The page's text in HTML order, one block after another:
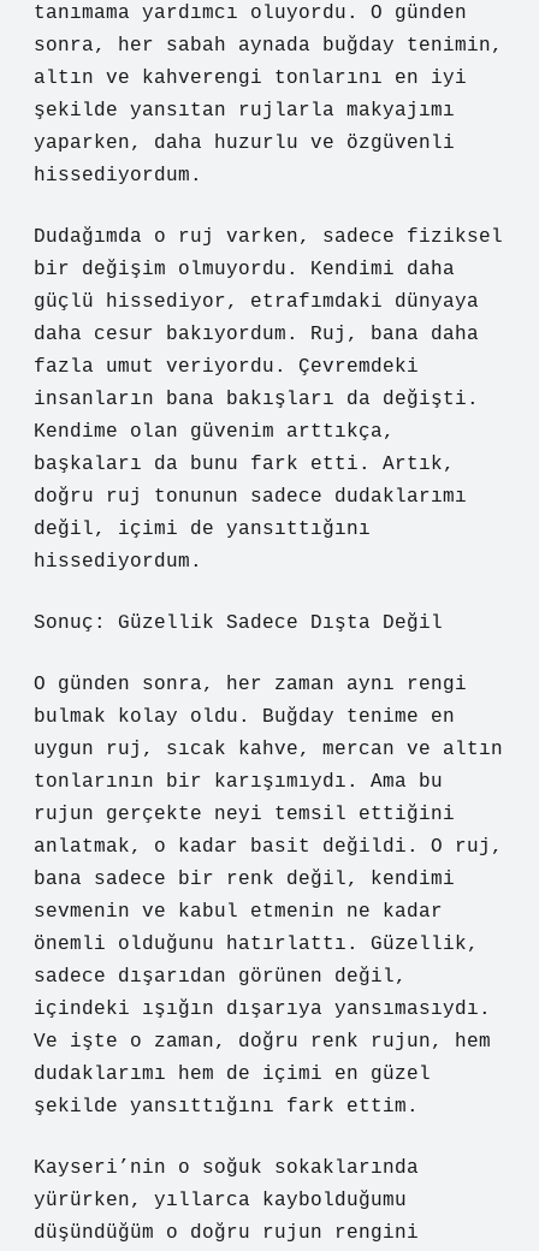
tanımama yardımcı oluyordu. O günden
sonra, her sabah aynada buğday tenimin,
altın ve kahverengi tonlarını en iyi
şekilde yansıtan rujlarla makyajımı
yaparken, daha huzurlu ve özgüvenli
hissediyordum.
Dudağımda o ruj varken, sadece fiziksel
bir değişim olmuyordu. Kendimi daha
güçlü hissediyor, etrafımdaki dünyaya
daha cesur bakıyordum. Ruj, bana daha
fazla umut veriyordu. Çevremdeki
insanların bana bakışları da değişti.
Kendime olan güvenim arttıkça,
başkaları da bunu fark etti. Artık,
doğru ruj tonunun sadece dudaklarımı
değil, içimi de yansıttığını
hissediyordum.
Sonuç: Güzellik Sadece Dışta Değil
O günden sonra, her zaman aynı rengi
bulmak kolay oldu. Buğday tenime en
uygun ruj, sıcak kahve, mercan ve altın
tonlarının bir karışımıydı. Ama bu
rujun gerçekte neyi temsil ettiğini
anlatmak, o kadar basit değildi. O ruj,
bana sadece bir renk değil, kendimi
sevmenin ve kabul etmenin ne kadar
önemli olduğunu hatırlattı. Güzellik,
sadece dışarıdan görünen değil,
içindeki ışığın dışarıya yansımasıydı.
Ve işte o zaman, doğru renk rujun, hem
dudaklarımı hem de içimi en güzel
şekilde yansıttığını fark ettim.
Kayseri’nin o soğuk sokaklarında
yürürken, yıllarca kaybolduğumu
düşündüğüm o doğru rujun rengini